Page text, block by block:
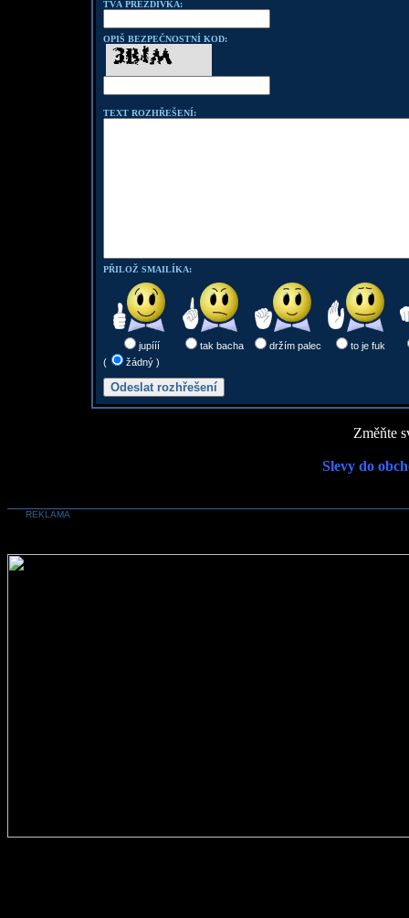
TVÁ PŘEZDÍVKA:
OPIŠ BEZPEČNOSTNÍ KOD:
TEXT ROZHŘEŠENÍ:
PŘILOŽ SMAILÍKA:
jupííí tak bacha držím palec
to je fuk
(
žádný )
Změňte
Slevy do
REKLAMA